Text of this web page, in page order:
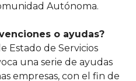
Autónoma.
o ayudas?
Estado de Servicios
una serie de ayudas
empresas, con el fin de